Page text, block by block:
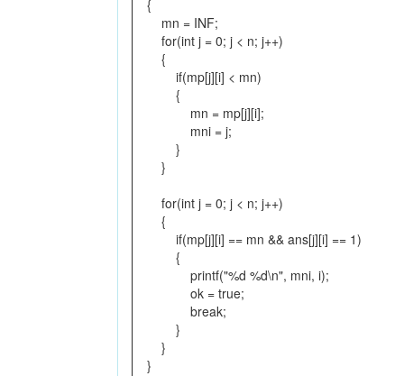
{
mn = INF;
for(int j = 0; j < n; j++)
{
if(mp[j][i] < mn)
{
mn = mp[j][i];
mni = j;
}
}
for(int j = 0; j < n; j++)
{
if(mp[j][i] == mn && ans[j][i] == 1)
{
printf("%d %d\n", mni, i);
ok = true;
break;
}
}
}